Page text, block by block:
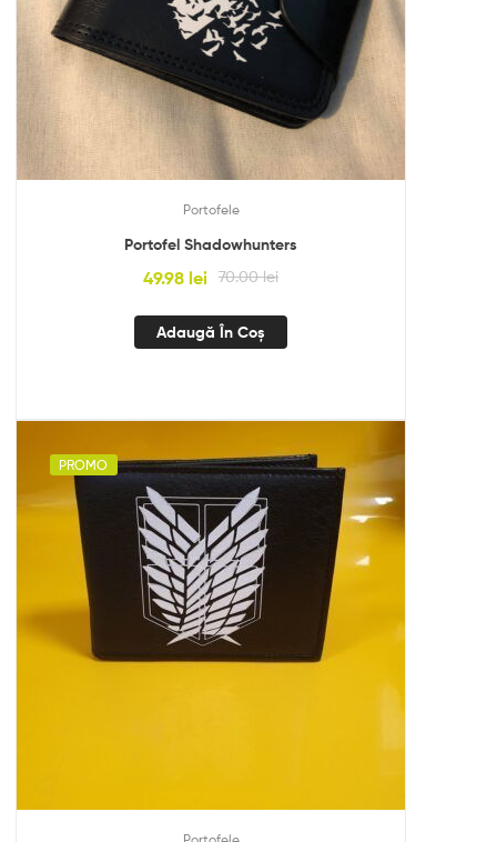
Portofele
Portofel Shadowhunters
70.00lei
49.98 lei
Adaugă În Coș
PROMO